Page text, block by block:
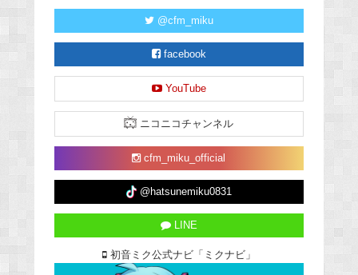
@cfm_miku
facebook
YouTube
ニコニコチャンネル
cfm_miku_official
@hatsunemiku0831
LINE
初音ミク公式ナビ「ミクナビ」